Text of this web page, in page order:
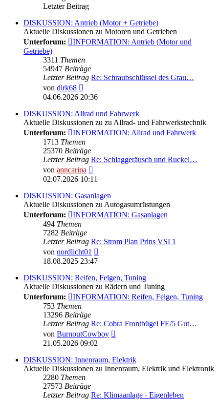
Letzter Beitrag
DISKUSSION: Antrieb (Motor + Getriebe)
Aktuelle Diskussionen zu Motoren und Getrieben
Unterforum:
INFORMATION: Antrieb (Motor und
Getriebe)
3311 Themen
54947 Beiträge
Letzter Beitrag Re: Schraubschlüssel des Grau…
von dirk68
Beitrag
04.06.2026 20:36
DISKUSSION: Allrad und Fahrwerk
Aktuelle Diskussionen zu zu Allrad- und Fahrwerkstechnik
Unterforum:
INFORMATION: Allrad und Fahrwerk
1713 Themen
25370 Beiträge
Letzter Beitrag Re: Schlaggeräusch und Ruckel…
von anncarina
Beitrag
02.07.2026 10:11
DISKUSSION: Gasanlagen
Aktuelle Diskussionen zu Autogasumrüstungen
Unterforum:
INFORMATION: Gasanlagen
494 Themen
7282 Beiträge
Letzter Beitrag Re: Strom Plan Prins VSI 1
von nordlicht01
18.08.2025 23:47
DISKUSSION: Reifen, Felgen, Tuning
Aktuelle Diskussionen zu Rädern und Tuning
Unterforum:
INFORMATION: Reifen, Felgen, Tuning
753 Themen
13296 Beiträge
Letzter Beitrag Re: Cobra Frontbügel FE/5 Gut…
von BurnoutCowboy
21.05.2026 09:02
DISKUSSION: Innenraum, Elektrik
Aktuelle Diskussionen zu Innenraum, Elektrik und Elektronik
2280 Themen
27573 Beiträge
Letzter Beitrag Re: Klimaanlage - Eigenleben